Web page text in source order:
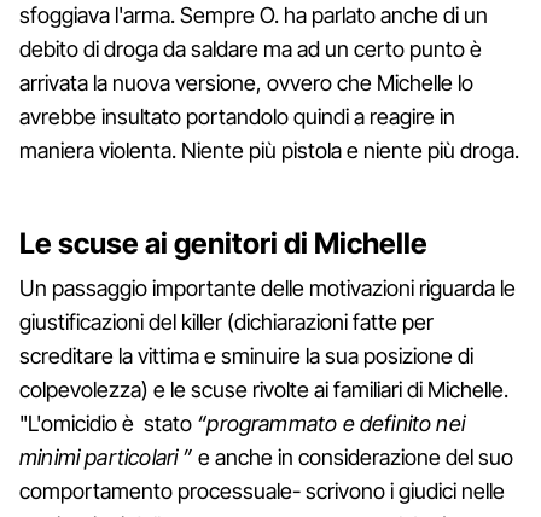
sfoggiava l'arma. Sempre O. ha parlato anche di un
debito di droga da saldare ma ad un certo punto è
arrivata la nuova versione, ovvero che Michelle lo
avrebbe insultato portandolo quindi a reagire in
maniera violenta. Niente più pistola e niente più droga.
Le scuse ai genitori di Michelle
Un passaggio importante delle motivazioni riguarda le
giustificazioni del killer (dichiarazioni fatte per
screditare la vittima e sminuire la sua posizione di
colpevolezza) e le scuse rivolte ai familiari di Michelle.
"L'omicidio è stato “programmato e definito nei
minimi particolari ” e anche in considerazione del suo
comportamento processuale- scrivono i giudici nelle